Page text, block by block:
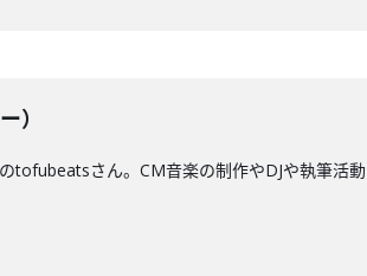
）
さん。CM音楽の制作やDJや執筆活